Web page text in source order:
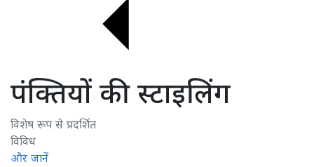
पंक्तियों की स्टाइलिंग
विशेष रूप से प्रदर्शित
विविध
और जानें